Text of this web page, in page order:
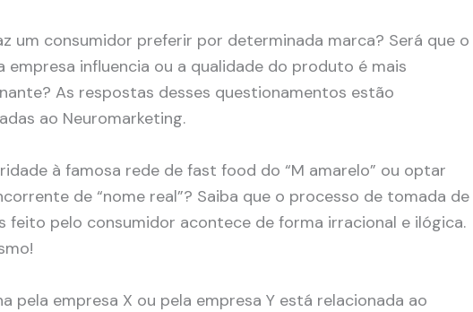
um consumidor preferir por determinada marca? Será que o
empresa influencia ou a qualidade do produto é mais
As respostas desses questionamentos estão
ao Neuromarketing.
à famosa rede de fast food do “M amarelo” ou optar
de “nome real”? Saiba que o processo de tomada de
feito pelo consumidor acontece de forma irracional e ilógica.
pela empresa X ou pela empresa Y está relacionada ao